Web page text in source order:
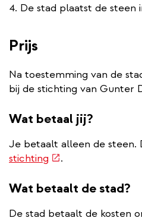
De stad plaatst de steen
Prijs
Na toestemming van de
bij de stichting van Gunter
Wat betaal jij?
Je betaalt alleen de steen.
stichting (externe
.
Wat betaalt de stad?
De stad betaalt de kosten